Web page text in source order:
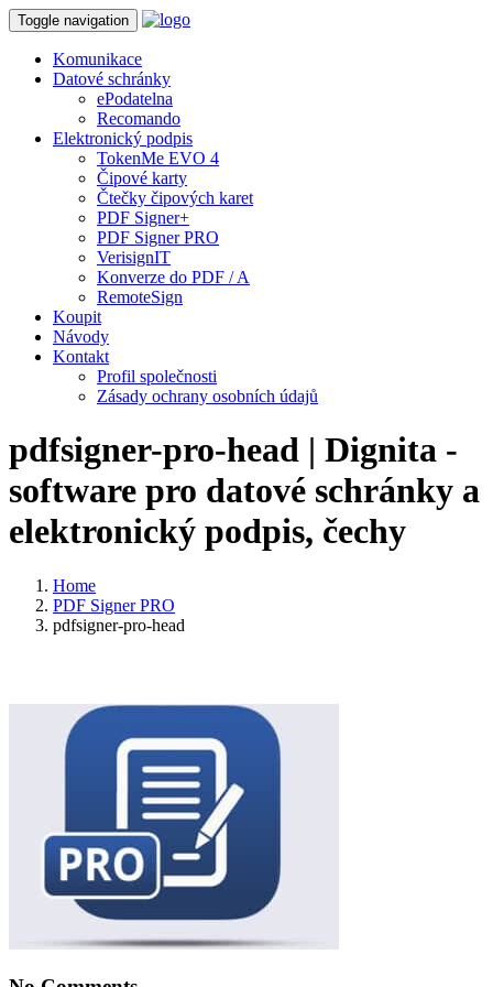
Toggle navigation
Komunikace
Datové schránky
ePodatelna
Recomando
Elektronický podpis
TokenMe EVO 4
Čipové karty
Čtečky čipových karet
PDF Signer+
PDF Signer PRO
VerisignIT
Konverze do PDF / A
RemoteSign
Koupit
Návody
Kontakt
Profil společnosti
Zásady ochrany osobních údajů
pdfsigner-pro-head | Dignita -
software pro datové schránky a
elektronický podpis, čechy
Home
PDF Signer PRO
pdfsigner-pro-head